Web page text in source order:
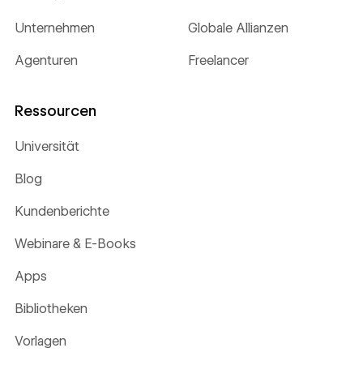
Unternehmen Globale Allianzen
Agenturen Freelancer
Ressourcen
Universität
Blog
Kundenberichte
Webinare & E-Books
Apps
Bibliotheken
Vorlagen